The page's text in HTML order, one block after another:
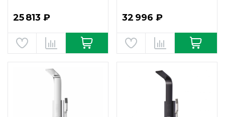
25 813 ₽ 32 996 ₽